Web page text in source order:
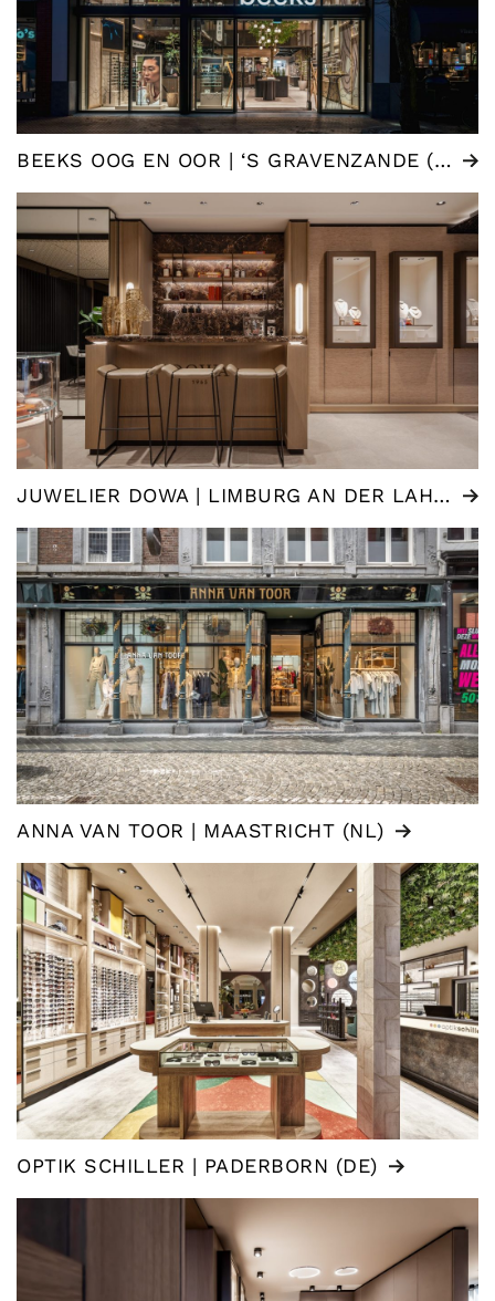
BEEKS OOG EN OOR | ‘S GRAVENZANDE (NL)
JUWELIER DOWA | LIMBURG AN DER LAHN (DE)
ANNA VAN TOOR | MAASTRICHT (NL)
OPTIK SCHILLER | PADERBORN (DE)